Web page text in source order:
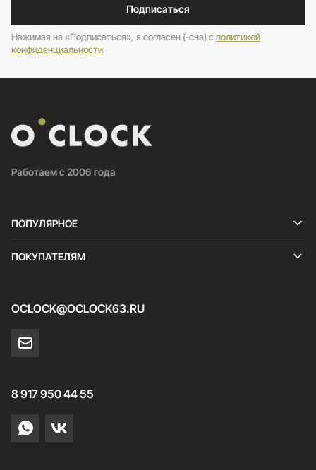
Подписаться
Нажимая на «Подписаться», я согласен (-сна) cполитикой
конфиденциальности
Работаем с 2006 года
ПОПУЛЯРНОЕ
ПОКУПАТЕЛЯМ
OCLOCK@OCLOCK63.RU
8 917 950 44 55